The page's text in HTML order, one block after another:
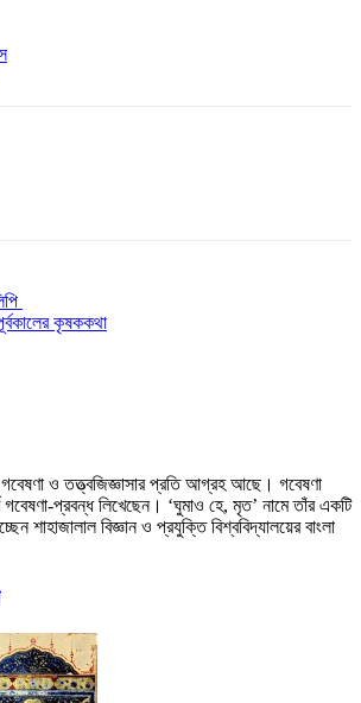
কৃষককথা
ও তত্ত্বজিজ্ঞাসার প্রতি আগ্রহ আছে। গবেষণা
প্রবন্ধ লিখেছেন। ‘ঘুমাও হে, মৃত’ নামে তাঁর একটি
শাহাজালাল বিজ্ঞান ও প্রযুক্তি বিশ্ববিদ্যালয়ের বাংলা